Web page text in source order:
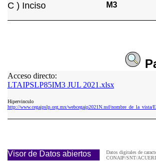
C ) Inciso M3
Acceso directo:
LTAIPSLP85IM3 JUL 2021.xlsx
Hipervinculo
http://www.cegaipslp.org.mx/webcegaip2021N.nsf/
Visor de Datos abiertos
Datos digitales de
CONAIP/SNT/